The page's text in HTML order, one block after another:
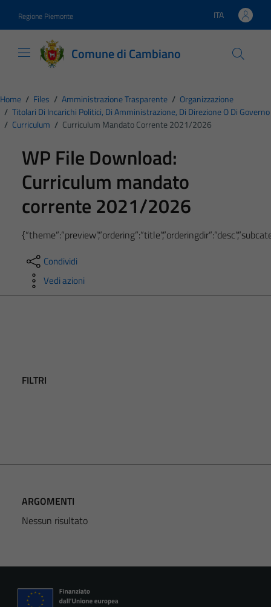
Regione Piemonte Lingua attiva:
ITA
Comune di Cambiano
Home / Files / Amministrazione Trasparente / Organizzazione
/ Titolari Di Incarichi Politici, Di Amministrazione, Di Direzione O Di Governo
/ Curriculum / Curriculum Mandato Corrente 2021/2026
WP File Download:
Curriculum mandato
corrente 2021/2026
Condividi
Vedi azioni
FILTRI
ARGOMENTI
Nessun risultato